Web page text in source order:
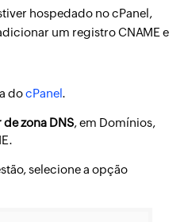
hospedado no cPanel,
um registro CNAME e
docPanel.
de zona DNS, em Domínios,
selecione a opção